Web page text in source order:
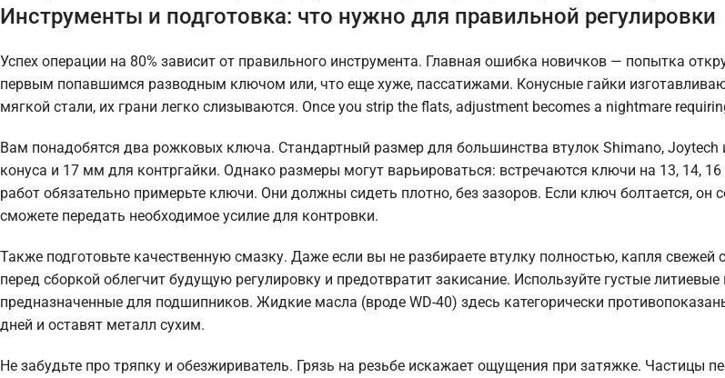
Инструменты и подготовка: что нужно для правильной регулировки
Успех операции на 80% зависит от правильного инструмента. Главная ошибка новичков — попытка
первым попавшимся разводным ключом или, что еще хуже, пассатижами. Конусные гайки
мягкой стали, их грани легко слизываются. Once you strip the flats, adjustment becomes a nightmare
Вам понадобятся два рожковых ключа. Стандартный размер для большинства втулок Shimano,
конуса и 17 мм для контргайки. Однако размеры могут варьироваться: встречаются ключи на 13, 14,
работ обязательно примерьте ключи. Они должны сидеть плотно, без зазоров. Если ключ болтается, он
сможете передать необходимое усилие для контровки.
Также подготовьте качественную смазку. Даже если вы не разбираете втулку полностью, капля свежей
перед сборкой облегчит будущую регулировку и предотвратит закисание. Используйте густые
предназначенные для подшипников. Жидкие масла (вроде WD-40) здесь категорически
дней и оставят металл сухим.
Не забудьте про тряпку и обезжириватель. Грязь на резьбе искажает ощущения при затяжке. Частицы